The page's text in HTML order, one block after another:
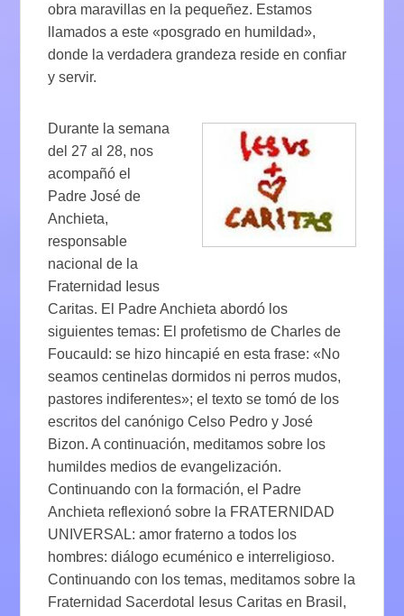
obra maravillas en la pequeñez. Estamos
llamados a este «posgrado en humildad»,
donde la verdadera grandeza reside en confiar
y servir.
Durante la semana
del 27 al 28, nos
acompañó el
Padre José de
Anchieta,
responsable
nacional de la
Fraternidad Iesus
Caritas. El Padre Anchieta abordó los
siguientes temas: El profetismo de Charles de
Foucauld: se hizo hincapié en esta frase: «No
seamos centinelas dormidos ni perros mudos,
pastores indiferentes»; el texto se tomó de los
escritos del canónigo Celso Pedro y José
Bizon. A continuación, meditamos sobre los
humildes medios de evangelización.
Continuando con la formación, el Padre
Anchieta reflexionó sobre la FRATERNIDAD
UNIVERSAL: amor fraterno a todos los
hombres: diálogo ecuménico e interreligioso.
Continuando con los temas, meditamos sobre la
Fraternidad Sacerdotal Iesus Caritas en Brasil,